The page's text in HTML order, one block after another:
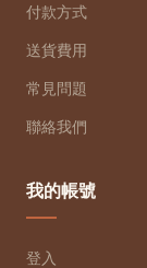
付款方式
送貨費用
常見問題
聯絡我們
我的帳號
登入